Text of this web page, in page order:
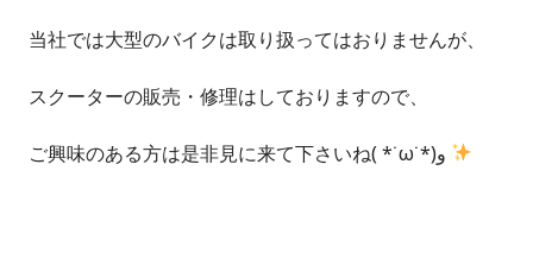
当社では大型のバイクは取り扱ってはおりませんが、
スクーターの販売・修理はしておりますので、